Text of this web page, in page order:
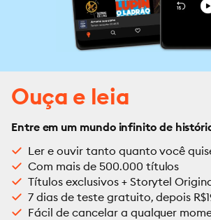
Ouça e leia
Entre em um mundo infinito de
Ler e ouvir tanto quanto você
Com mais de 500.000 títulos
Títulos exclusivos + Storytel
7 dias de teste gratuito, depois
Fácil de cancelar a qualquer